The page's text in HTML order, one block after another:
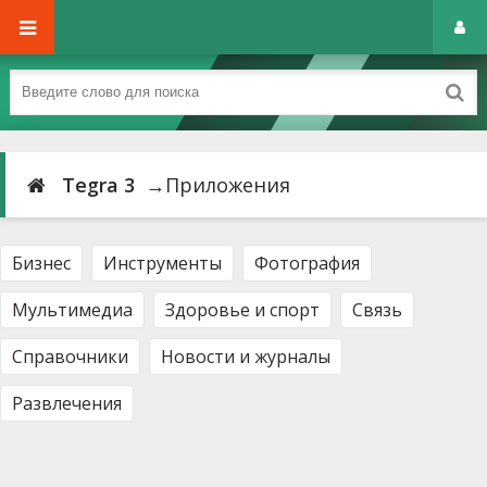
Tegra 3 →Приложения
Бизнес Инструменты
Фотография
Мультимедиа
Здоровье и спорт
Связь
Справочники
Новости и журналы
Развлечения